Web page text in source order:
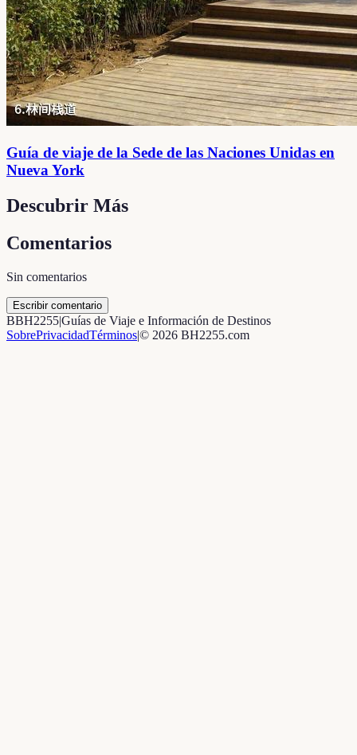
Guía de viaje de la Sede de las Naciones Unidas en
Nueva York
Descubrir Más
Comentarios
Sin comentarios
Escribir comentario
BBH2255|Guías de Viaje e Información de Destinos
SobrePrivacidadTérminos|© 2026 BH2255.com